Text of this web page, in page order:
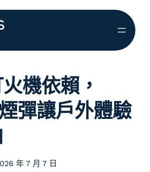
機依賴，
彈讓戶外體驗
年 7 月 7 日